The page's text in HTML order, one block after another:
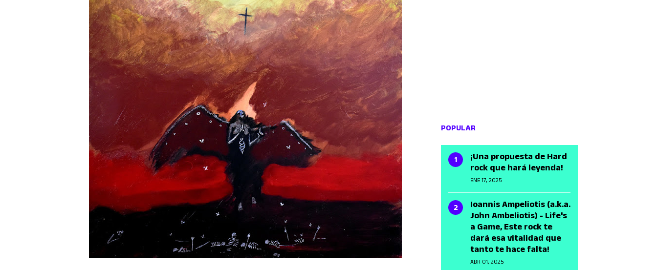
POPULAR
¡Una propuesta de Hard
rock que hará leyenda!
ENE 17, 2025
Ioannis Ampeliotis (a.k.a.
John Ambeliotis) - Life's
a Game, Este rock te
dará esa vitalidad que
tanto te hace falta!
ABR 01, 2025